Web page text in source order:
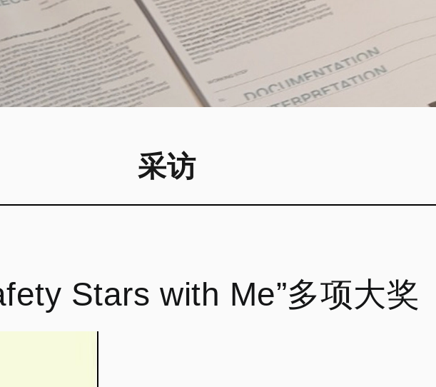
采访
Stars with Me”多项大奖